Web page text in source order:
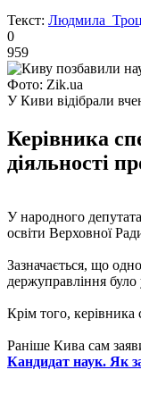
Текст: Людмила
0
959
Фото: Zik.ua
У Киви відібрали
Керівника
діяльності
У народного
освіти Верховної
Зазначається, що
держуправління
Крім того, керівника
Раніше Кива сам
Кандидат наук. Як